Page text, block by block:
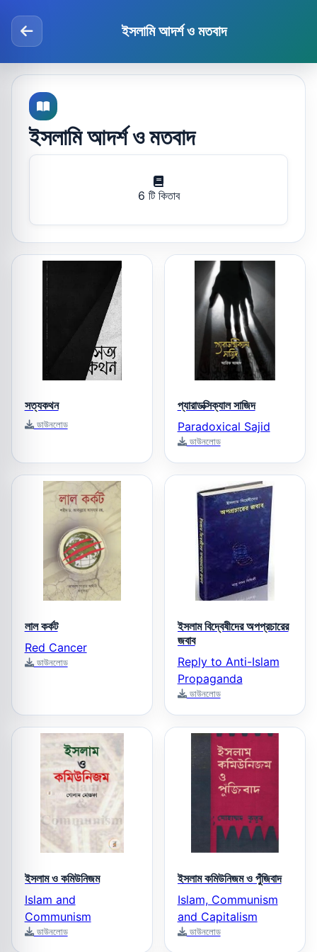
ইসলামি আদর্শ ও মতবাদ
ইসলামি আদর্শ ও মতবাদ
6 টি কিতাব
সত্যকথন
ডাউনলোড
প্যারাডক্সিক্যাল সাজিদ
Paradoxical Sajid
ডাউনলোড
লাল কর্কট
Red Cancer
ডাউনলোড
ইসলাম বিদ্বেষীদের অপপ্রচারের
জবাব
Reply to Anti-Islam
Propaganda
ডাউনলোড
ইসলাম ও কমিউনিজম
Islam and
Communism
ডাউনলোড
ইসলাম কমিউনিজম ও পুঁজিবাদ
Islam, Communism
and Capitalism
ডাউনলোড